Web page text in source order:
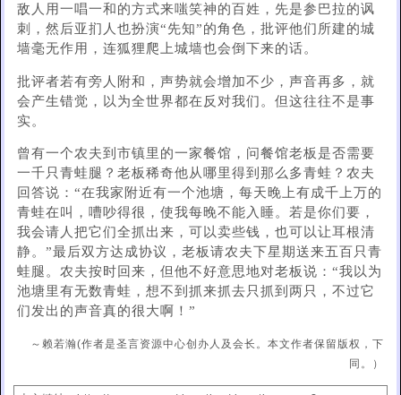
敌人用一唱一和的方式来嗤笑神的百姓，先是参巴拉的讽
刺，然后亚扪人也扮演“先知”的角色，批评他们所建的城
墙毫无作用，连狐狸爬上城墙也会倒下来的话。
批评者若有旁人附和，声势就会增加不少，声音再多，就
会产生错觉，以为全世界都在反对我们。但这往往不是事
实。
曾有一个农夫到市镇里的一家餐馆，问餐馆老板是否需要
一千只青蛙腿？老板稀奇他从哪里得到那么多青蛙？农夫
回答说：“在我家附近有一个池塘，每天晚上有成千上万的
青蛙在叫，嘈吵得很，使我每晚不能入睡。若是你们要，
我会请人把它们全抓出来，可以卖些钱，也可以让耳根清
静。”最后双方达成协议，老板请农夫下星期送来五百只青
蛙腿。农夫按时回来，但他不好意思地对老板说：“我以为
池塘里有无数青蛙，想不到抓来抓去只抓到两只，不过它
们发出的声音真的很大啊！”
～赖若瀚(作者是圣言资源中心创办人及会长。本文作者保留版权，下
同。）